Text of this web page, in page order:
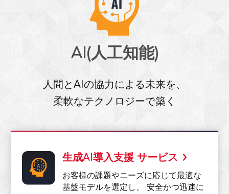
AI(人工知能)
人間とAIの協力による未来を、
柔軟なテクノロジーで築く
生成AI導入支援 サービス
お客様の課題やニーズに応じて最適な
基盤モデルを選定し、 安全かつ迅速に